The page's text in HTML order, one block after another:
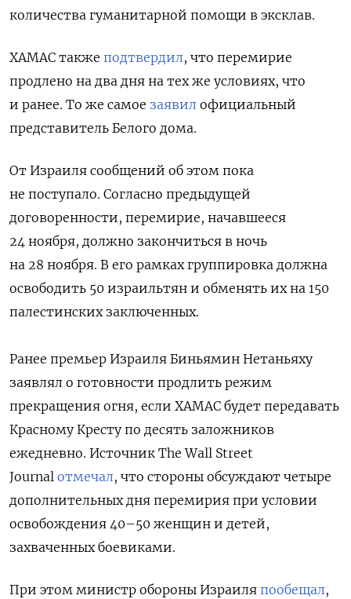
количества гуманитарной помощи в эксклав.
ХАМАС также подтвердил, что перемирие
продлено на два дня на тех же условиях, что
и ранее. То же самое заявил официальный
представитель Белого дома.
От Израиля сообщений об этом пока
не поступало. Согласно предыдущей
договоренности, перемирие, начавшееся
24 ноября, должно закончиться в ночь
на 28 ноября. В его рамках группировка должна
освободить 50 израильтян и обменять их на 150
палестинских заключенных.
Ранее премьер Израиля Биньямин Нетаньяху
заявлял о готовности продлить режим
прекращения огня, если ХАМАС будет передавать
Красному Кресту по десять заложников
ежедневно. Источник The Wall Street
Journal отмечал, что стороны обсуждают четыре
дополнительных дня перемирия при условии
освобождения 40–50 женщин и детей,
захваченных боевиками.
При этом министр обороны Израиля пообещал,